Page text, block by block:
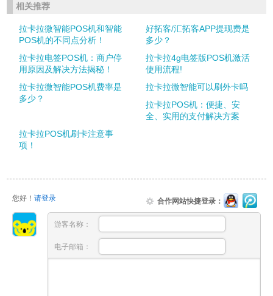
相关推荐
拉卡拉微智能POS机和智能
POS机的不同点分析！
好拓客/汇拓客APP提现费是
多少？
拉卡拉电签POS机：商户停
用原因及解决方法揭秘！
拉卡拉4g电签版POS机激活
使用流程!
拉卡拉微智能POS机费率是
多少？
拉卡拉微智能可以刷外卡吗
拉卡拉POS机：便捷、安
全、实用的支付解决方案
拉卡拉POS机刷卡注意事
项！
您好！ 请登录 合作网站快捷登录：
游客名称：
电子邮箱：